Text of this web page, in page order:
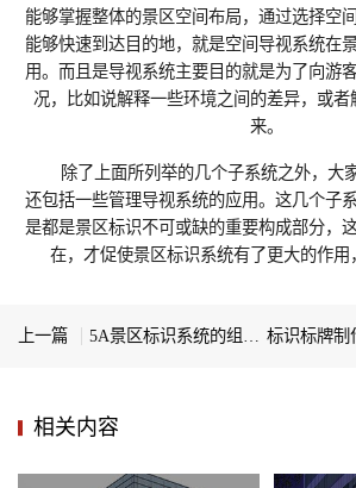
能够掌握整体的景区空间布局，通过选择空
能够快速到达目的地，就是空间导视系统在
用。而且是导视系统主要目的就是为了向游
况，比如说解释一些环境之间的差异，或者
来。
除了上面所列举的几个子系统之外，大
还包括一些管理导视系统的应用。这几个子
是都是景区标识不可或缺的重要构成部分，
在，才促使景区标识系统有了更大的作用
上一篇
相关内容